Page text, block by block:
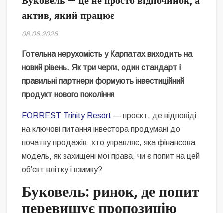
Безугла закликає валити Сирського
Світові бренди одягу та взуття: розвиток ринку та вплив на
сучасну моду
Командувач ВМС Неїжпапа закликав не дестабілізувати ситуацію
навколо керівництва армії
актив, який працює
08.06.2026
Готельна нерухомість у Карпатах виходить на
новий рівень. Як три черги, один стандарт і
правильні партнери формують інвестиційний
продукт нового покоління
FORREST Trinity Resort — проєкт, де відповіді
на ключові питання інвестора продумані до
початку продажів: хто управляє, яка фінансова
модель, як захищені мої права, чи є попит на цей
об’єкт влітку і взимку?
Буковель: ринок, де попит
перевищує пропозицію